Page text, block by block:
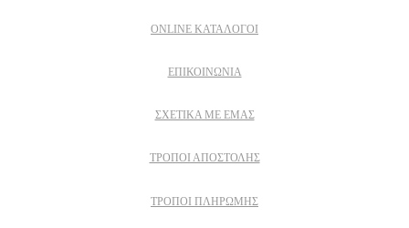
ONLINE ΚΑΤΑΛΟΓΟΙ
ΕΠΙΚΟΙΝΩΝΙΑ
ΣΧΕΤΙΚΆ ΜΕ ΕΜΆΣ
ΤΡΌΠΟΙ ΑΠΟΣΤΟΛΉΣ
ΤΡΌΠΟΙ ΠΛΗΡΩΜΉΣ